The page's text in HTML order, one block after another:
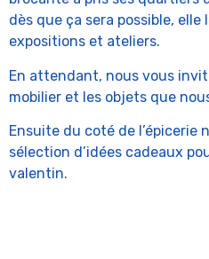
dès que ça sera possible, elle
expositions et ateliers.
En attendant, nous vous
mobilier et les objets que
Ensuite du coté de l’épicerie
sélection d’idées cadeaux
valentin.